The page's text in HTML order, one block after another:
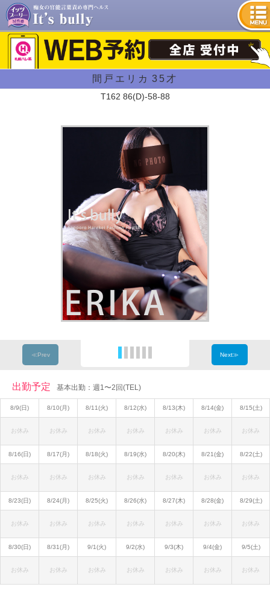
間戸エリカ 35才
T162 86(D)-58-88
≪Prev Next≫
出勤予定 基本出勤：週1〜2回(TEL)
8/9(日) 8/10(月) 8/11(火) 8/12(水) 8/13(木) 8/14(金) 8/15(土)
お休み お休み お休み お休み お休み お休み お休み
8/16(日) 8/17(月) 8/18(火) 8/19(水) 8/20(木) 8/21(金) 8/22(土)
お休み お休み お休み お休み お休み お休み お休み
8/23(日) 8/24(月) 8/25(火) 8/26(水) 8/27(木) 8/28(金) 8/29(土)
お休み お休み お休み お休み お休み お休み お休み
8/30(日) 8/31(月) 9/1(火) 9/2(水) 9/3(木) 9/4(金) 9/5(土)
お休み お休み お休み お休み お休み お休み お休み